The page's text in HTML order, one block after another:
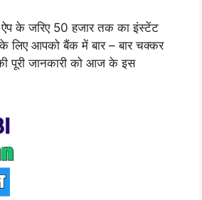
के जरिए 50 हजार तक का इंस्टेंट
लिए आपको बैंक में बार – बार चक्कर
पूरी जानकारी को आज के इस